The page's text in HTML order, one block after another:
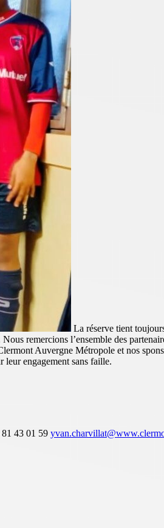
La réserve tient
remercions l’ensemble des
Auvergne Métropole et nos
leur engagement sans faille.
81 43 01 59